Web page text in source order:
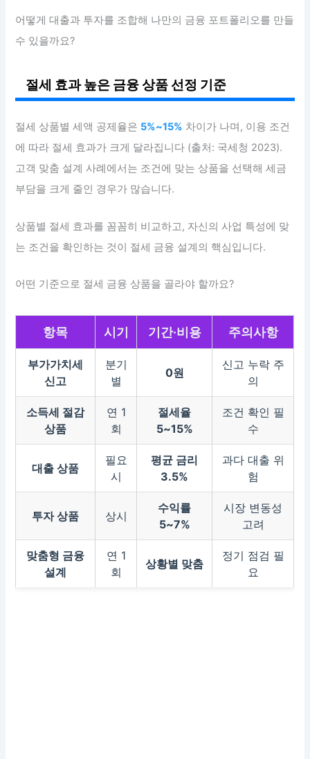
어떻게 대출과 투자를 조합해 나만의 금융 포트폴리오를 만들
수 있을까요?
절세 효과 높은 금융 상품 선정 기준
절세 상품별 세액 공제율은 5%~15% 차이가 나며, 이용 조건
에 따라 절세 효과가 크게 달라집니다 (출처: 국세청 2023).
고객 맞춤 설계 사례에서는 조건에 맞는 상품을 선택해 세금
부담을 크게 줄인 경우가 많습니다.
상품별 절세 효과를 꼼꼼히 비교하고, 자신의 사업 특성에 맞
는 조건을 확인하는 것이 절세 금융 설계의 핵심입니다.
어떤 기준으로 절세 금융 상품을 골라야 할까요?
항목 시기 기간·비용 주의사항
부가가치세
신고
분기
별
0원
신고 누락 주
의
소득세 절감
상품
연 1
회
절세율
5~15%
조건 확인 필
수
대출 상품
필요
시
평균 금리
3.5%
과다 대출 위
험
투자 상품 상시
수익률
5~7%
시장 변동성
고려
맞춤형 금융
설계
연 1
회
상황별 맞춤
정기 점검 필
요